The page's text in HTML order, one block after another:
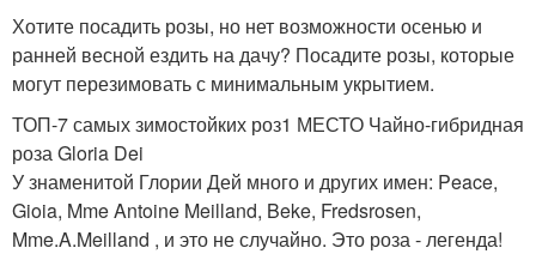
Хотите посадить розы, но нет возможности осенью и
ранней весной ездить на дачу? Посадите розы, которые
могут перезимовать с минимальным укрытием.
ТОП-7 самых зимостойких роз1 МЕСТО Чайно-гибридная
роза Gloria Dei
У знаменитой Глории Дей много и других имен: Peace,
Gioia, Mme Antoine Meilland, Beke, Fredsrosen,
Mme.A.Meilland , и это не случайно. Это роза - легенда!